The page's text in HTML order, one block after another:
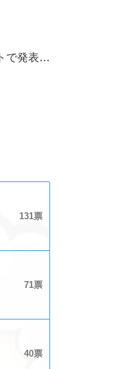
で発表…
131
71
40